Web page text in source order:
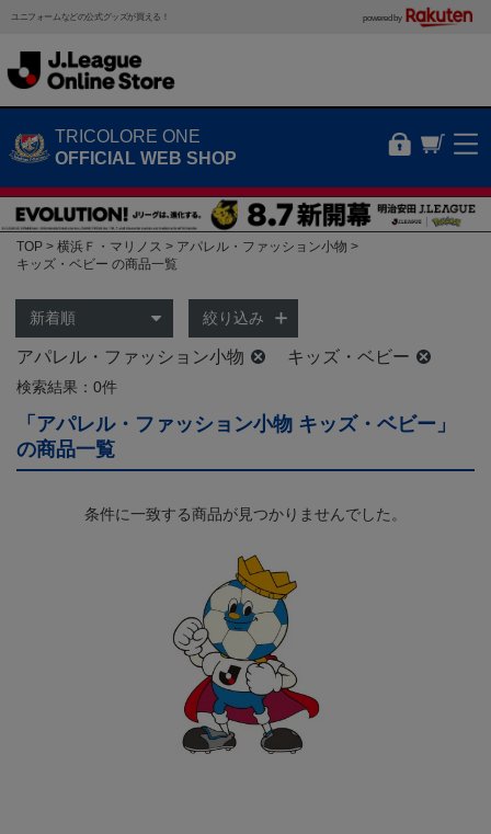
ユニフォームなどの公式グッズが買える！ powered by
TRICOLORE ONE
OFFICIAL WEB SHOP
TOP 横浜Ｆ・マリノス
アパレル・ファッション小物
キッズ・ベビー の商品一覧
絞り込み
アパレル・ファッション小物 キッズ・ベビー
検索結果：0件
「アパレル・ファッション小物 キッズ・ベビー」
の商品一覧
条件に一致する商品が見つかりませんでした。